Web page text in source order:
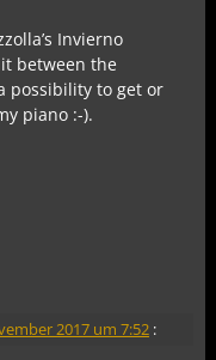
Invierno
between the
possibility to get or
piano :-).
2017 um 7:52 :